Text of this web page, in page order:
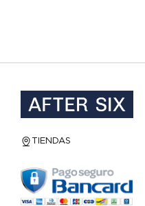
TIENDAS